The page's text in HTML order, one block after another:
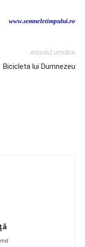
www.semneletimpului.ro
Articolul următor
Bicicleta lui Dumnezeu